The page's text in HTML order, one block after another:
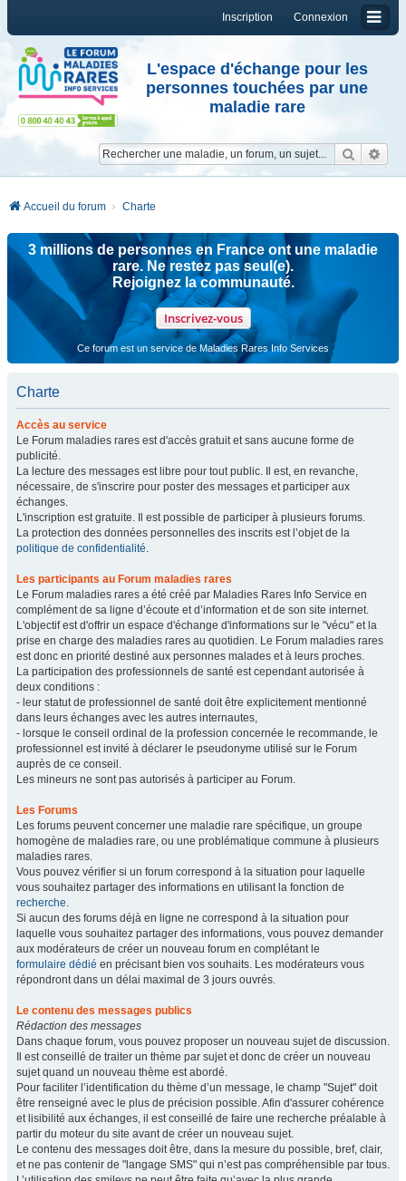
Connexion
Inscription
L'espace d'échange pour les
personnes touchées par une
maladie rare
Accueil du forum Charte
3 millions de personnes en France ont une maladie
rare. Ne restez pas seul(e).
Rejoignez la communauté.
Inscrivez-vous
Ce forum est un service de Maladies Rares Info Services
Charte
Accès au service
Le Forum maladies rares est d'accès gratuit et sans aucune forme de
publicité.
La lecture des messages est libre pour tout public. Il est, en revanche,
nécessaire, de s'inscrire pour poster des messages et participer aux
échanges.
L'inscription est gratuite. Il est possible de participer à plusieurs forums.
La protection des données personnelles des inscrits est l’objet de la
politique de confidentialité.
Les participants au Forum maladies rares
Le Forum maladies rares a été créé par Maladies Rares Info Service en
complément de sa ligne d’écoute et d’information et de son site internet.
L'objectif est d'offrir un espace d'échange d'informations sur le "vécu" et la
prise en charge des maladies rares au quotidien. Le Forum maladies rares
est donc en priorité destiné aux personnes malades et à leurs proches.
La participation des professionnels de santé est cependant autorisée à
deux conditions :
- leur statut de professionnel de santé doit être explicitement mentionné
dans leurs échanges avec les autres internautes,
- lorsque le conseil ordinal de la profession concernée le recommande, le
professionnel est invité à déclarer le pseudonyme utilisé sur le Forum
auprès de ce conseil.
Les mineurs ne sont pas autorisés à participer au Forum.
Les Forums
Les forums peuvent concerner une maladie rare spécifique, un groupe
homogène de maladies rare, ou une problématique commune à plusieurs
maladies rares.
Vous pouvez vérifier si un forum correspond à la situation pour laquelle
vous souhaitez partager des informations en utilisant la fonction de
recherche.
Si aucun des forums déjà en ligne ne correspond à la situation pour
laquelle vous souhaitez partager des informations, vous pouvez demander
aux modérateurs de créer un nouveau forum en complétant le
formulaire dédié en précisant bien vos souhaits. Les modérateurs vous
répondront dans un délai maximal de 3 jours ouvrés.
Le contenu des messages publics
Rédaction des messages
Dans chaque forum, vous pouvez proposer un nouveau sujet de discussion.
Il est conseillé de traiter un thème par sujet et donc de créer un nouveau
sujet quand un nouveau thème est abordé.
Pour faciliter l’identification du thème d’un message, le champ "Sujet" doit
être renseigné avec le plus de précision possible. Afin d'assurer cohérence
et lisibilité aux échanges, il est conseillé de faire une recherche préalable à
partir du moteur du site avant de créer un nouveau sujet.
Le contenu des messages doit être, dans la mesure du possible, bref, clair,
et ne pas contenir de "langage SMS" qui n’est pas compréhensible par tous.